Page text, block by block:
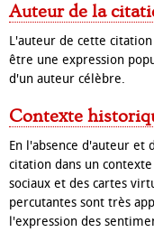
Auteur de la
L'auteur de cette
être une expression
d'un auteur célèbre.
Contexte
En l'absence d'auteur et
citation dans un
sociaux et des cartes
percutantes sont très
l'expression des